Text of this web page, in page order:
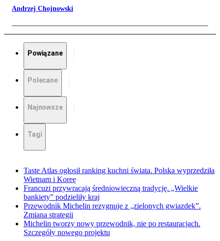
Andrzej Chojnowski
Powiązane
Polecane
Najnowsze
Tagi
Taste Atlas ogłosił ranking kuchni świata. Polska wyprzedziła
Wietnam i Koreę
Francuzi przywracają średniowieczną tradycję. „Wielkie
bankiety” podzieliły kraj
Przewodnik Michelin rezygnuje z „zielonych gwiazdek”.
Zmiana strategii
Michelin tworzy nowy przewodnik, nie po restauracjach.
Szczegóły nowego projektu